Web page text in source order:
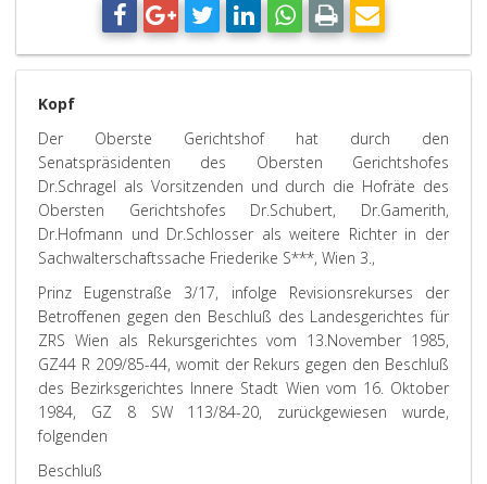
Kopf
Der Oberste Gerichtshof hat durch den
Senatspräsidenten des Obersten Gerichtshofes
Dr.Schragel als Vorsitzenden und durch die Hofräte des
Obersten Gerichtshofes Dr.Schubert, Dr.Gamerith,
Dr.Hofmann und Dr.Schlosser als weitere Richter in der
Sachwalterschaftssache Friederike S***, Wien 3.,
Prinz Eugenstraße 3/17, infolge Revisionsrekurses der
Betroffenen gegen den Beschluß des Landesgerichtes für
ZRS Wien als Rekursgerichtes vom 13.November 1985,
GZ44 R 209/85-44, womit der Rekurs gegen den Beschluß
des Bezirksgerichtes Innere Stadt Wien vom 16. Oktober
1984, GZ 8 SW 113/84-20, zurückgewiesen wurde,
folgenden
Beschluß